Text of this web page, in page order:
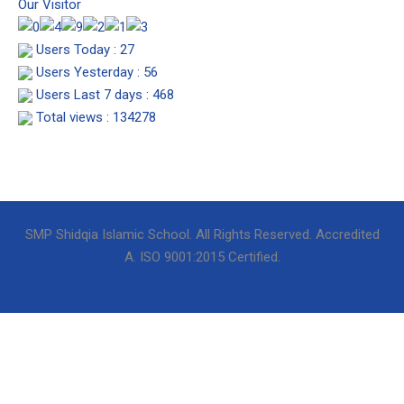
r
a
m
o
k
e
Our Visitor
Users Today : 27
Users Yesterday : 56
Users Last 7 days : 468
Total views : 134278
SMP Shidqia Islamic School. All Rights Reserved. Accredited
A. ISO 9001:2015 Certified.